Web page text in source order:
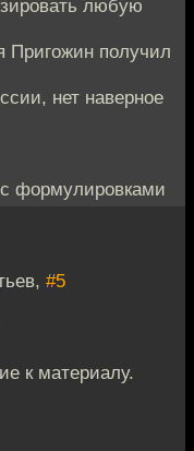
любую
Пригожин получил
нет наверное
формулировками
#5
к материалу.